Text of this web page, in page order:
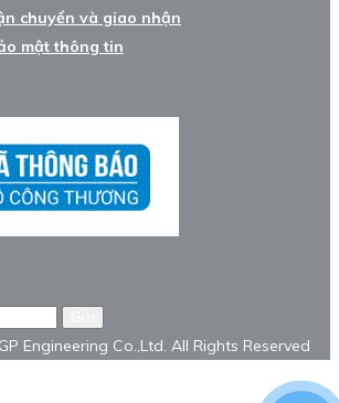
chuyển và giao nhận
mật thông tin
Engineering Co.,Ltd. All Rights Reserved